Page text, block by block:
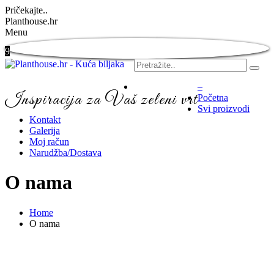
Pričekajte..
Planthouse.hr
Menu
9
Inspiracija za Vaš zeleni vrt
–
Početna
Svi proizvodi
Kontakt
Galerija
Moj račun
Narudžba/Dostava
O nama
Home
O nama